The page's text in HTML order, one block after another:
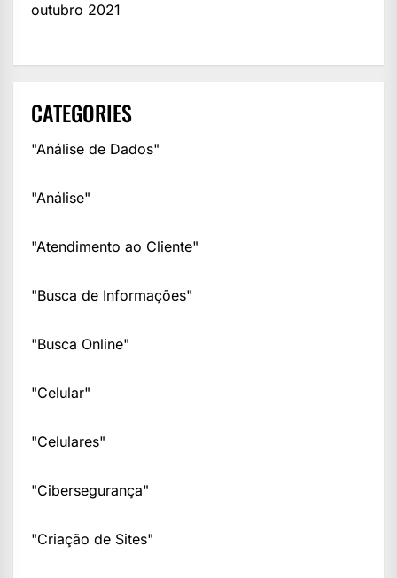
outubro 2021
CATEGORIES
"Análise de Dados"
"Análise"
"Atendimento ao Cliente"
"Busca de Informações"
"Busca Online"
"Celular"
"Celulares"
"Cibersegurança"
"Criação de Sites"